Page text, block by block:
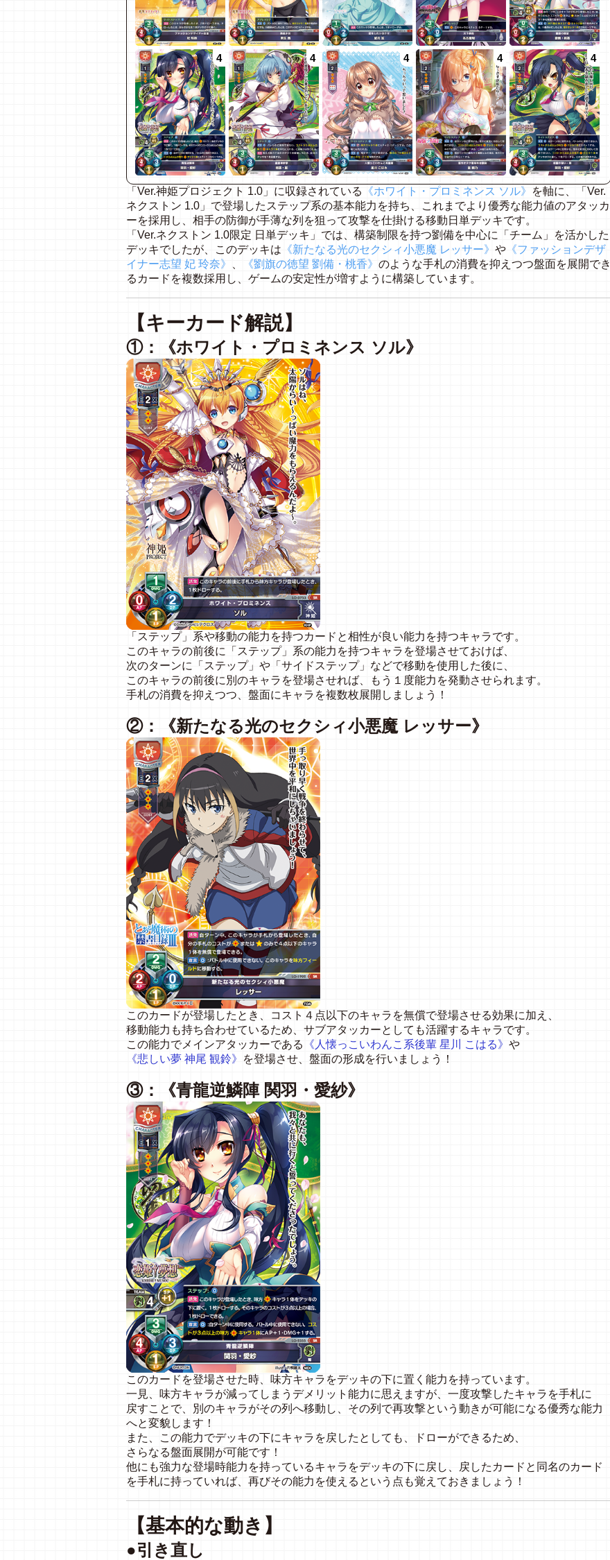
4 4 4 4 4
「Ver.神姫プロジェクト 1.0 」に収録されている 《ホワイト・プロミネンス ソル》 を軸に、「 Ver.
ネクストン 1.0 」で登場したステップ系の基本能力を持ち、これまでより優秀な能力値のアタッカ
ーを採用し、相手の防御が手薄な列を狙って攻撃を仕掛ける移動日単デッキです。
「 Ver.ネクストン 1.0限定 日単デッキ」では、構築制限を持つ劉備を中心に「チーム」を活かした
デッキでしたが、このデッキは 《新たなる光のセクシィ小悪魔 レッサー》 や 《ファッションデザ
イナー志望 妃 玲奈》 《劉旗の徳望 劉備・桃香》 のような手札の消費を抑えつつ盤面を展開でき
るカードを複数採用し、ゲームの安定性が増すように構築しています。
【キーカード解説】
①：《ホワイト・プロミネンス ソル》
「ステップ」系や移動の能力を持つカードと相性が良い能力を持つキャラです。
このキャラの前後に「ステップ」系の能力を持つキャラを登場させておけば、
次のターンに「ステップ」や「サイドステップ」などで移動を使用した後に、
このキャラの前後に別のキャラを登場させれば、もう１度能力を発動させられます。
手札の消費を抑えつつ、盤面にキャラを複数枚展開しましょう！
②：《新たなる光のセクシィ小悪魔 レッサー》
このカードが登場したとき、コスト４点以下のキャラを無償で登場させる効果に加え、
移動能力も持ち合わせているため、サブアタッカーとしても活躍するキャラです。
この能力でメインアタッカーである
《人懐っこいわんこ系後輩 星川 こはる》 や
《悲しい夢 神尾 観鈴》 を登場させ、盤面の形成を行いましょう！
③：《青龍逆鱗陣 関羽・愛紗》
このカードを登場させた時、味方キャラをデッキの下に置く能力を持っています。
一見、味方キャラが減ってしまうデメリット能力に思えますが、一度攻撃したキャラを手札に
戻すことで、別のキャラがその列へ移動し、その列で再攻撃という動きが可能になる優秀な能力
へと変貌します！
また、この能力でデッキの下にキャラを戻したとしても、ドローができるため、
さらなる盤面展開が可能です！
他にも強力な登場時能力を持っているキャラをデッキの下に戻し、戻したカードと同名のカード
を手札に持っていれば、再びその能力を使えるという点も覚えておきましょう！
【基本的な動き】
●引き直し